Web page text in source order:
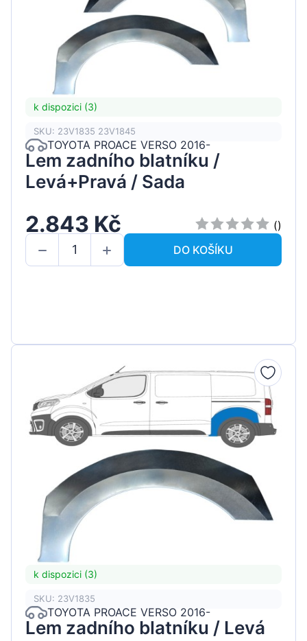
k dispozici (3)
SKU: 23V1835 23V1845
TOYOTA PROACE VERSO 2016-
Lem zadního blatníku /
Levá+Pravá / Sada
2.843 Kč
()
DO KOŠÍKU
k dispozici (3)
SKU: 23V1835
TOYOTA PROACE VERSO 2016-
Lem zadního blatníku / Levá